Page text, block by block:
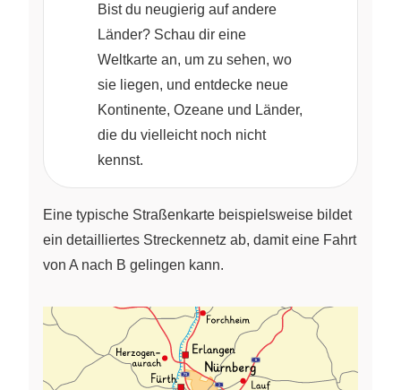
Bist du neugierig auf andere
Länder? Schau dir eine
Weltkarte an, um zu sehen, wo
sie liegen, und entdecke neue
Kontinente, Ozeane und Länder,
die du vielleicht noch nicht
kennst.
Eine typische Straßenkarte beispielsweise bildet
ein detailliertes Streckennetz ab, damit eine Fahrt
von A nach B gelingen kann.